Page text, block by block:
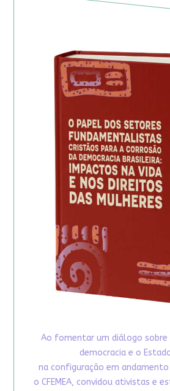
Ao fomentar um diálogo sobre
democracia e o
na configuração em
o CFEMEA, convidou ativistas e